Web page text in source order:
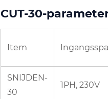
CUT-30-
Item
SNIJDEN-
30
1PH, 230V